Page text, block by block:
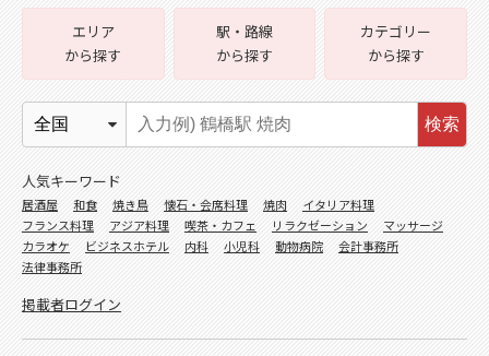
エリア
から探す
駅・路線
から探す
カテゴリー
から探す
検索
人気キーワード
居酒屋 和食 焼き鳥 懐石・会席料理 焼肉
イタリア料理
フランス料理
アジア料理 喫茶・カフェ リラクゼーション
マッサージ
カラオケ
ビジネスホテル 内科 小児科 動物病院
会計事務所
法律事務所
掲載者ログイン